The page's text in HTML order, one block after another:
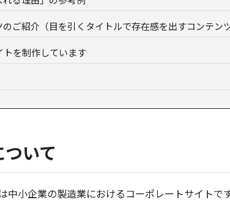
ご紹介（目を引くタイトルで存在感を出すコンテンツ
を制作しています
いて
中小企業の製造業におけるコーポレートサイトで